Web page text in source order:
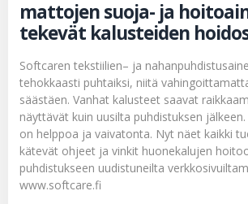
mattojen suoja- ja
tekevät kalusteiden
Softcaren tekstiilien– ja
tehokkaasti puhtaiksi, niitä
säästäen. Vanhat kalusteet saavat
näyttävät kuin uusilta puhdistuksen
on helppoa ja vaivatonta. Nyt näet kaikki
kätevät ohjeet ja vinkit huonekalujen
puhdistukseen uudistuneilta
www.softcare.fi